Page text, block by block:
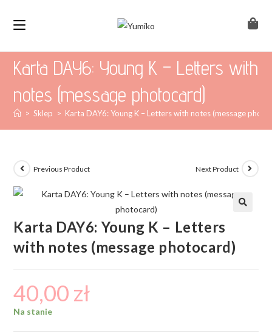
Karta DAY6: Young K – Letters with
notes (message photocard)
> Sklep > Karta DAY6: Young K – Letters with notes (message
Previous Product Next Product
Karta DAY6: Young K – Letters
with notes (message photocard)
40,00 zł
Na stanie